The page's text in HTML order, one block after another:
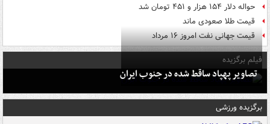
حواله دلار ۱۵۴ هزار و ۴۵۱ تومان شد
قیمت طلا صعودی ماند
قیمت جهانی نفت امروز ۱۶ مرداد
فیلم برگزیده
تصاویر پهپاد ساقط شده در جنوب ایران
برگزیده ورزشی